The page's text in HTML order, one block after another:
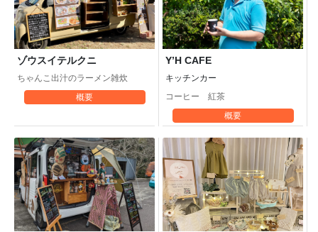
ゾウスイテルクニ
ちゃんこ出汁のラーメン雑炊
概要
Y’H CAFE
キッチンカー
コーヒー 紅茶
概要